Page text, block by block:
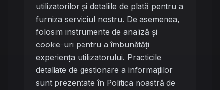
utilizatorilor și detaliile de plată pentru a
furniza serviciul nostru. De asemenea,
folosim instrumente de analiză și
cookie-uri pentru a îmbunătăți
experiența utilizatorului. Practicile
detaliate de gestionare a informațiilor
sunt prezentate în Politica noastră de